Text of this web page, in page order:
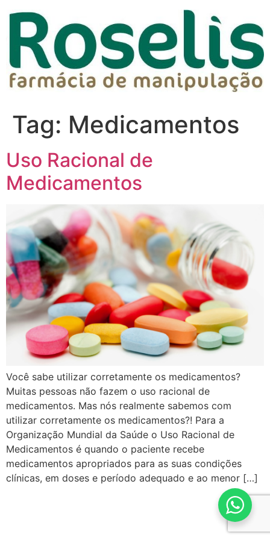
Tag: Medicamentos
Uso Racional de
Medicamentos
Você sabe utilizar corretamente os medicamentos?
Muitas pessoas não fazem o uso racional de
medicamentos. Mas nós realmente sabemos com
utilizar corretamente os medicamentos?! Para a
Organização Mundial da Saúde o Uso Racional de
Medicamentos é quando o paciente recebe
medicamentos apropriados para as suas condições
clínicas, em doses e período adequado e ao menor […]